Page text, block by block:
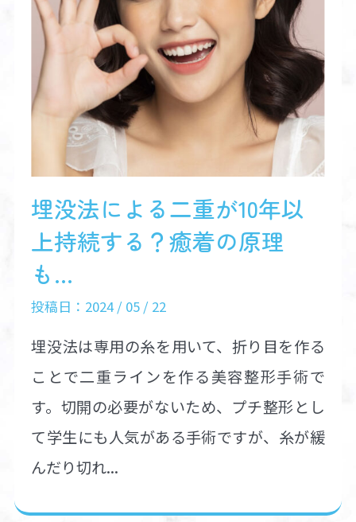
埋没法による二重が10年以
上持続する？癒着の原理
も...
投稿日：2024 / 05 / 22
埋没法は専用の糸を用いて、折り目を作る
ことで二重ラインを作る美容整形手術で
す。切開の必要がないため、プチ整形とし
て学生にも人気がある手術ですが、糸が緩
んだり切れ...